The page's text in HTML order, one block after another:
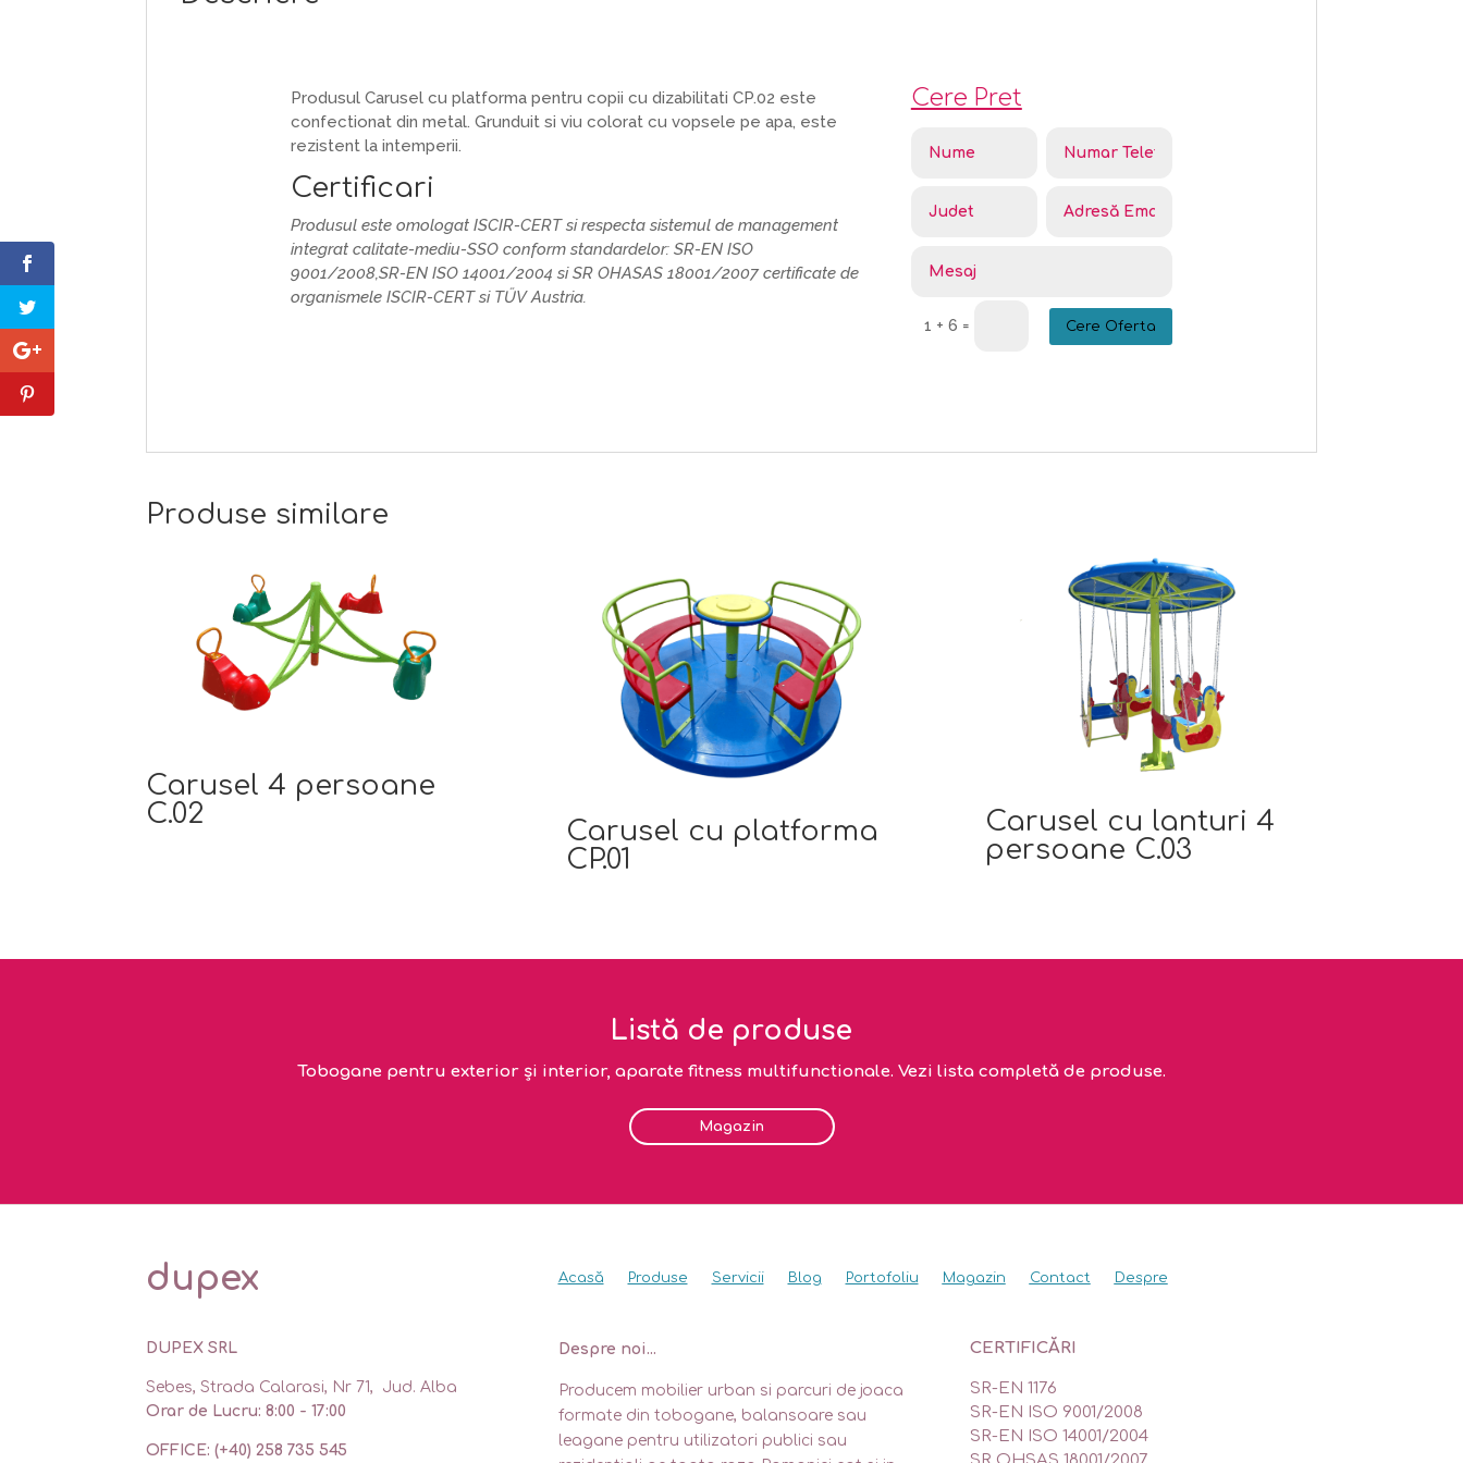
Produsul Carusel cu platforma pentru copii cu dizabilitati CP.02 este
confectionat din metal. Grunduit si viu colorat cu vopsele pe apa, este
rezistent la intemperii.
Certificari
Produsul este omologat ISCIR-CERT si respecta sistemul de management
integrat calitate-mediu-SSO conform standardelor: SR-EN ISO
9001/2008,SR-EN ISO 14001/2004 si SR OHASAS 18001/2007 certificate de
organismele ISCIR-CERT si TŰV Austria.
Cere Pret
1 + 6 = Cere Oferta
Produse similare
Carusel 4 persoane
C.02
Carusel cu platforma
CP.01
Carusel cu lanturi 4
persoane C.03
Listă de produse
Tobogane pentru exterior și interior, aparate fitness multifunctionale. Vezi lista completă de produse.
Magazin
dupex Acasă Produse Servicii Blog Portofoliu Magazin Contact Despre
DUPEX SRL
Sebes, Strada Calarasi, Nr 71, Jud. Alba
Orar de Lucru: 8:00 - 17:00
OFFICE: (+40) 258 735 545
Despre noi...
Producem mobilier urban si parcuri de joaca
formate din tobogane, balansoare sau
leagane pentru utilizatori publici sau
CERTIFICĂRI
SR-EN 1176
SR-EN ISO 9001/2008
SR-EN ISO 14001/2004